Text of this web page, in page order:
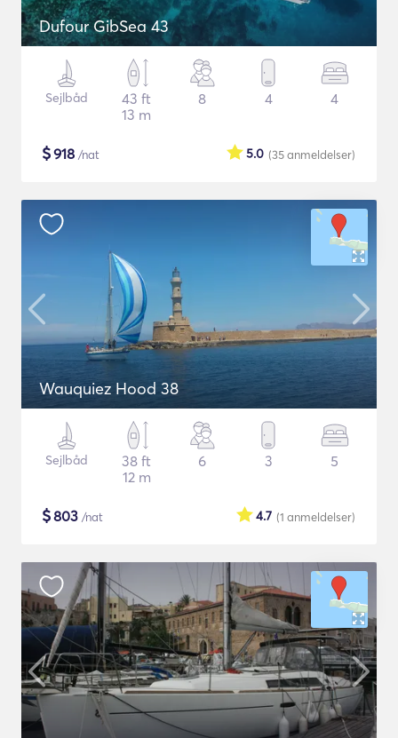
Dufour GibSea 43
Sejlbåd
43 ft
13 m
8 4 4
$918 /nat (35anmeldelser)
5.0
Wauquiez Hood 38
Sejlbåd
38 ft
12 m
6 3 5
$803 /nat (1 anmeldelser)
4.7